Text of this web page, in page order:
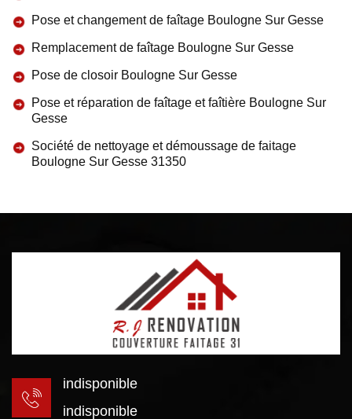
Pose et changement de faîtage Boulogne Sur Gesse
Remplacement de faîtage Boulogne Sur Gesse
Pose de closoir Boulogne Sur Gesse
Pose et réparation de faîtage et faîtière Boulogne Sur
Gesse
Société de nettoyage et démoussage de faitage
Boulogne Sur Gesse 31350
indisponible
indisponible